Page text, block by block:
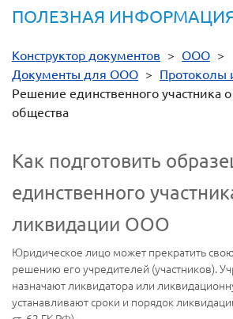
ПОЛЕЗНАЯ
Конструктор документов > ООО >
Документы для ООО >
Решение единственного участника
общества
Как подготовить
единственного
ликвидации ООО
Юридическое лицо может прекратить
решению его учредителей (участников).
назначают ликвидатора или
устанавливают сроки и порядок